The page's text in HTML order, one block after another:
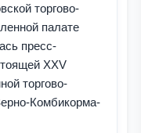
торгово-
палате
пресс-
XXV
торгово-
Комбикорма-